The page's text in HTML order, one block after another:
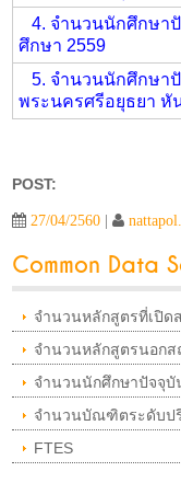
4. จำนวนนักศึกษา
ศึกษา 2559
5. จำนวนนักศึกษา
พระนครศรีอยุธยา หั
POST:
27/04/2560 |
Common Data
จำนวนหลักสูตรที่เปิด
จำนวนหลักสูตรนอกส
จำนวนนักศึกษาปัจจุบั
จำนวนบัณฑิตระดับป
FTES